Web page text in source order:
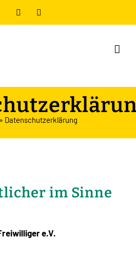
FacebookInstagram
» Datenschutzerklärung
im Sinne
e.V.